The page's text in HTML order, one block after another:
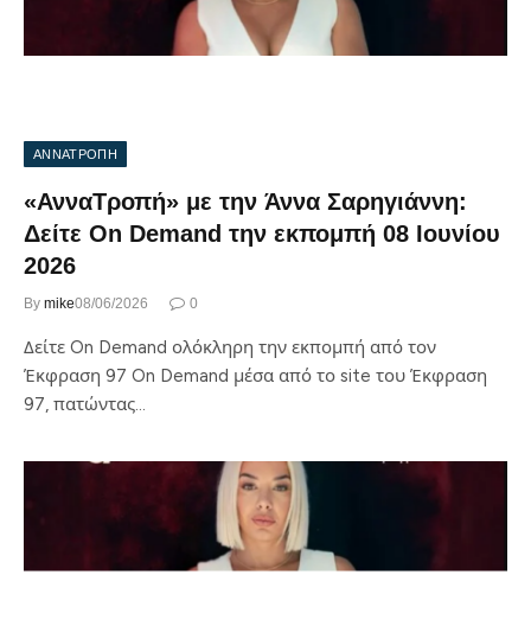
ΑΝΝΑΤΡΟΠΗ
«ΑνναΤροπή» με την Άννα Σαρηγιάννη:
Δείτε On Demand την εκπομπή 08 Ιουνίου
2026
By mike08/06/2026 0
Δείτε On Demand ολόκληρη την εκπομπή από τον
Έκφραση 97 On Demand μέσα από το site του Έκφραση
97, πατώντας…